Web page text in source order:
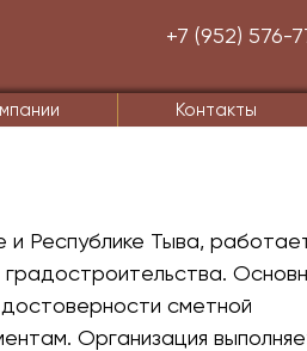
+7 (952) 576-
Контакты
Республике Тыва,
сметной
Организация